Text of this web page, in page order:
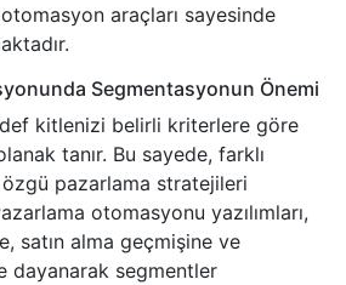
araçları sayesinde
Segmentasyonun Önemi
kitlenizi belirli kriterlere göre
tanır. Bu sayede, farklı
pazarlama stratejileri
otomasyonu yazılımları,
satın alma geçmişine ve
dayanarak segmentler